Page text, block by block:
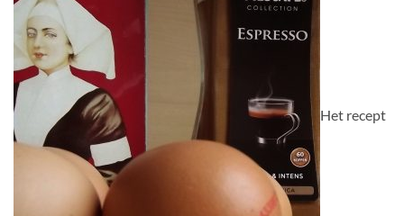
Het recept